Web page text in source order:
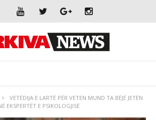
VETËDIJA E LARTË PËR VETEN MUND TA BËJË JETËN
EKSPERTËT E PSIKOLOGJISË